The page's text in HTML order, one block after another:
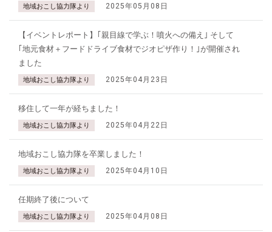
地域おこし協力隊より 2025年05月08日
【イベントレポート】｢親目線で学ぶ！噴火への備え｣ そして
｢地元食材＋フードドライブ食材でジオピザ作り！｣が開催され
ました
地域おこし協力隊より 2025年04月23日
移住して一年が経ちました！
地域おこし協力隊より 2025年04月22日
地域おこし協力隊を卒業しました！
地域おこし協力隊より 2025年04月10日
任期終了後について
地域おこし協力隊より 2025年04月08日